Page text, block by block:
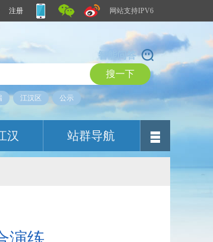
注册 网站支持IPV6
智能问答
江汉区 公示
汉 站群导航